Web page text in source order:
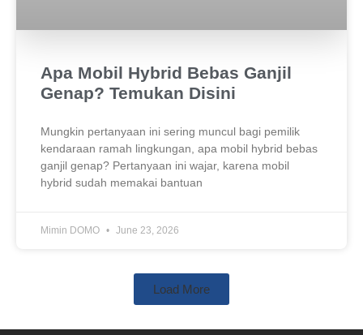
Apa Mobil Hybrid Bebas Ganjil
Genap? Temukan Disini
Mungkin pertanyaan ini sering muncul bagi pemilik
kendaraan ramah lingkungan, apa mobil hybrid bebas
ganjil genap? Pertanyaan ini wajar, karena mobil
hybrid sudah memakai bantuan
Mimin DOMO June 23, 2026
Load More